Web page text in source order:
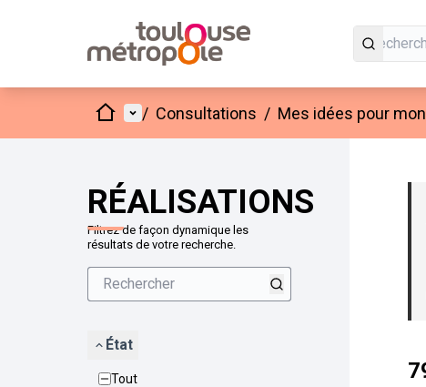
AccueilMenu principal
/ Consultations / Mes idées pour
RÉALISATIONS
Filtrez de façon dynamique les
résultats de votre recherche.
État
Tout
Passer